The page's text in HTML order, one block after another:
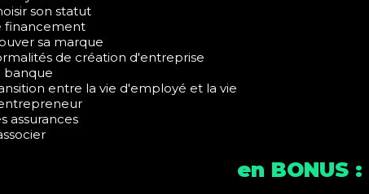
son statut
financement
sa marque
de création d'entreprise
banque
entre la vie d'employé et la vie
assurances
en BONUS :